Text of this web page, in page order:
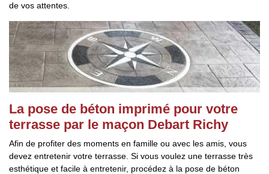
de vos attentes.
La pose de béton imprimé pour votre
terrasse par le maçon Debart Richy
Afin de profiter des moments en famille ou avec les amis, vous
devez entretenir votre terrasse. Si vous voulez une terrasse très
esthétique et facile à entretenir, procédez à la pose de béton